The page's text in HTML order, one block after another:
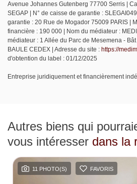
Avenue Johannes Gutenberg 77700 Serris |
SEGAP | N° de caisse de garantie :
garantie : 20 Rue de Mogador 75009 PARIS |
financière : 190 000 | Nom du médiateur :
médiateur : 1 Allée du Parc de Mesemena -
BAULE CEDEX | Adresse du site : https://
d'obtention du label : 01/12/2025
Entreprise juridiquement et financièrement
Autres biens qui
vous intéresser dans la
11 PHOTO(S) FAVORIS